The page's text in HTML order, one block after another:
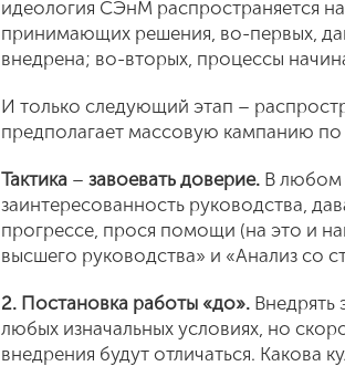
идеология СЭнМ распространяется
принимающих решения, во-первых,
внедрена; во-вторых, процессы
И только следующий этап –
предполагает массовую кампанию
Тактика – завоевать доверие. В любом
заинтересованность руководства,
прогрессе, прося помощи (на это и
высшего руководства» и «Анализ со
2. Постановка работы «до».
любых изначальных условиях, но
внедрения будут отличаться. Какова